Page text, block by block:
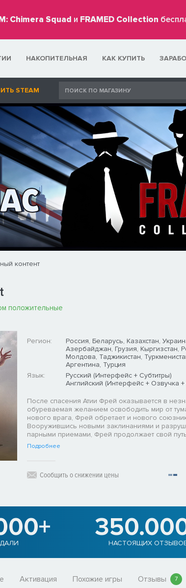
Chimera Squad и FRAMED Collection
НАКОПИТЕЛЬНАЯ КАК КУПИТЬ
STEAM
контент
положительные
Регион:
Россия, Беларусь, Казахстан,
Азербайджан, Грузия, Кыргизстан,
Молдова, Таджикистан,
Аргентина, Турция
Язык:
Русский (Интерфейс + Субтитры)
Английский (Интерфейс + Озвучка +
После спасения Атии Фрей оказывается в
обуреваемая желанием освободить мир от
нового врага, Фрей обретает и нового
Вооружившись новыми заклинаниями и
парными приемами, Фрей продолжает свой
Подробнее
Сообщить о снижении цены
НАСТОЯЩИХ
Активация Похожие игры Отзывы 7